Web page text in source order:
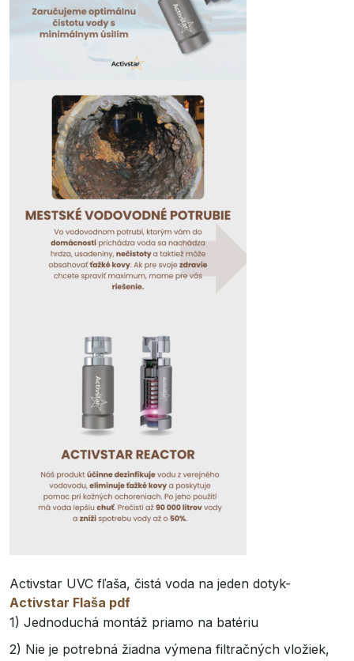
Activstar UVC fľaša, čistá voda na jeden dotyk-
Activstar Flaša pdf
1) Jednoduchá montáž priamo na batériu
2) Nie je potrebná žiadna výmena filtračných vložiek,